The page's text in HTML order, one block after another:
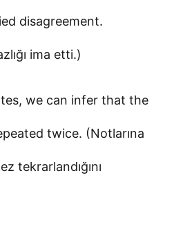
disagreement.
ima etti.)
we can infer that the
twice. (Notlarına
tekrarlandığını